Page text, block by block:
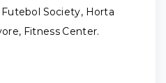
Society, Horta
Fitness Center.